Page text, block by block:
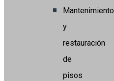
Mantenimiento
y
restauración
de
pisos